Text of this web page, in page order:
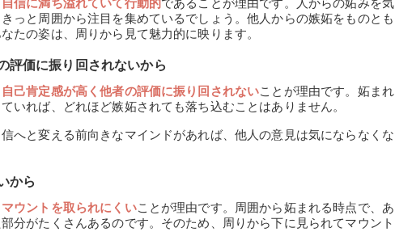
自信に満ち溢れていて行動的であることが理由です。人からの妬みを気
っと周囲から注目を集めているでしょう。他人からの嫉妬をものとも
たの姿は、周りから見て魅力的に映ります。
評価に振り回されないから
自己肯定感が高く他者の評価に振り回されないことが理由です。妬まれ
いれば、どれほど嫉妬されても落ち込むことはありません。
へと変える前向きなマインドがあれば、他人の意見は気にならなくな
から
マウントを取られにくいことが理由です。周囲から妬まれる時点で、あ
分がたくさんあるのです。そのため、周りから下に見られてマウント